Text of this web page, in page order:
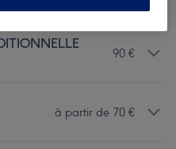
90 €
à partir de 70 €